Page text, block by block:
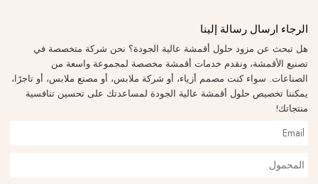
الرجاء ارسال رسالة إلينا
هل تبحث عن مزود حلول أقمشة عالية الجودة؟ نحن شركة متخصصة في
تصنيع الأقمشة، ونقدم خدمات أقمشة مخصصة لمجموعة واسعة من
الصناعات. سواء كنت مصمم أزياء، أو شركة ملابس، أو مصنع ملابس، أو تاجرًا،
يمكننا تخصيص حلول أقمشة عالية الجودة لمساعدتك على تحسين تنافسية
منتجاتك!